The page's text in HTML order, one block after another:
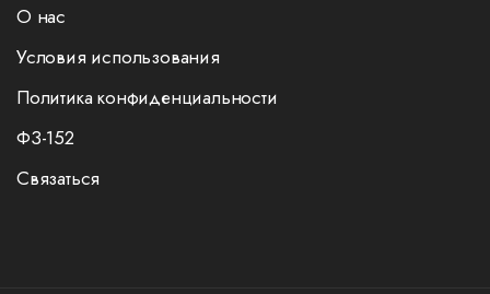
О нас
Условия использования
Политика конфиденциальности
ФЗ-152
Связаться